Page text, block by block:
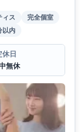
ィス
完全個室
以内
休日
無休